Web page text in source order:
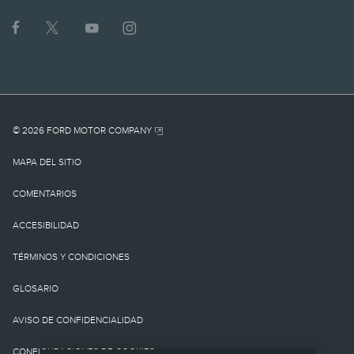
1.
cargo por
destino/entrega como
tampoco cargos o
impuestos
gubernamentales ni
cargos por
financiamiento, cargo de
procesamiento de la
© 2026 FORD MOTOR COMPANY
MAPA DEL SITIO
COMENTARIOS
ACCESIBILIDAD
TÉRMINOS Y CONDICIONES
GLOSARIO
AVISO DE CONFIDENCIALIDAD
CONFIGURACIONES DE COOKIES